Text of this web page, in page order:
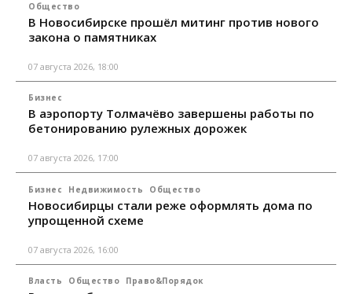
Общество
В Новосибирске прошёл митинг против нового
закона о памятниках
07 августа 2026, 18:00
Бизнес
В аэропорту Толмачёво завершены работы по
бетонированию рулежных дорожек
07 августа 2026, 17:00
Бизнес Недвижимость Общество
Новосибирцы стали реже оформлять дома по
упрощенной схеме
07 августа 2026, 16:00
Власть Общество Право&Порядок